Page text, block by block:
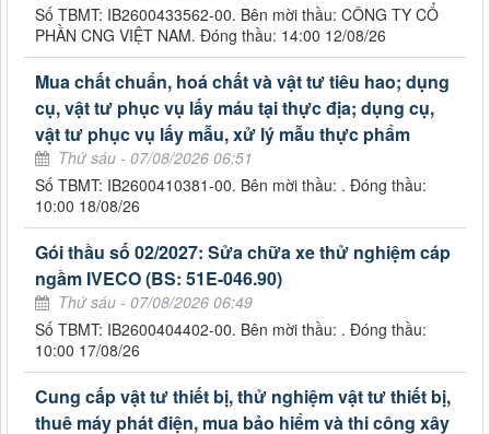
Số TBMT: IB2600433562-00. Bên mời thầu: CÔNG TY CỔ
PHẦN CNG VIỆT NAM. Đóng thầu: 14:00 12/08/26
Mua chất chuẩn, hoá chất và vật tư tiêu hao; dụng
cụ, vật tư phục vụ lấy máu tại thực địa; dụng cụ,
vật tư phục vụ lấy mẫu, xử lý mẫu thực phẩm
Thứ sáu - 07/08/2026 06:51
Số TBMT: IB2600410381-00. Bên mời thầu: . Đóng thầu:
10:00 18/08/26
Gói thầu số 02/2027: Sửa chữa xe thử nghiệm cáp
ngầm IVECO (BS: 51E-046.90)
Thứ sáu - 07/08/2026 06:49
Số TBMT: IB2600404402-00. Bên mời thầu: . Đóng thầu:
10:00 17/08/26
Cung cấp vật tư thiết bị, thử nghiệm vật tư thiết bị,
thuê máy phát điện, mua bảo hiểm và thi công xây